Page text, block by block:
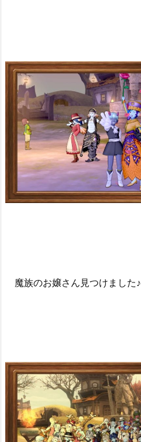
魔族のお嬢さん見つけました♪